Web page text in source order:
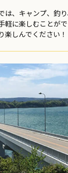
は、キャンプ、釣
軽に楽しむことが
楽しんでください！